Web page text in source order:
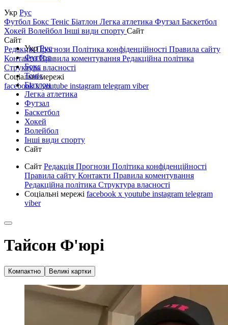
Укр Рус
Футбол Бокс Теніс Біатлон Легка атлетика Футзал Баскетбол
Хокей Волейбол Інші види спорту Сайт
Сайт
РедакціяПрогнози Політика конфіденційності Правила сайту
КонтактиПравила коментування Редакційна політика
Структура власності
Соціальні мережі
facebookxyoutube instagram telegram viber
УкрРус
Футбол
Бокс
Теніс
Біатлон
Легка атлетика
Футзал
Баскетбол
Хокей
Волейбол
Інші види спорту
Сайт
Сайт Редакція Прогнози Політика конфіденційності
Правила сайту Контакти Правила коментування
Редакційна політика Структура власності
Соціальні мережі facebook x youtube instagram telegram
viber
Тайсон Ф'юрі
Компактно Великі картки